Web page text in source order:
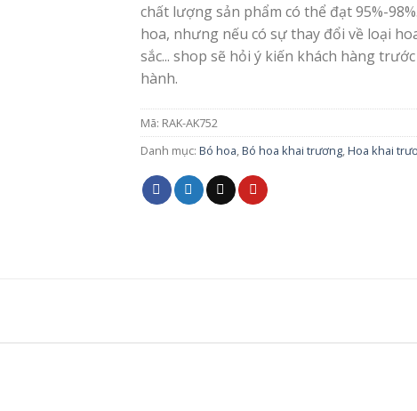
chất lượng sản phẩm có thể đạt 95%-
hoa, nhưng nếu có sự thay đổi về loại
sắc... shop sẽ hỏi ý kiến khách hàng
hành.
Mã: RAK-AK752
Danh mục:Bó hoa,Bó hoa khai trương,Hoa khai